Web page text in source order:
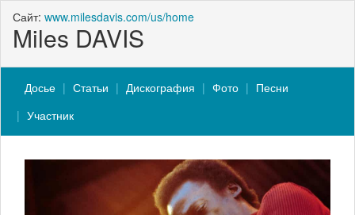
Сайт: www.milesdavis.com/us/home
Miles DAVIS
Досье Статьи Дискография Фото
Песни
Участник